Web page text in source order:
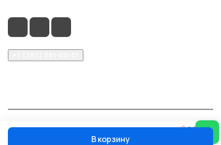
В корзину
© 2026 Интер-Двери